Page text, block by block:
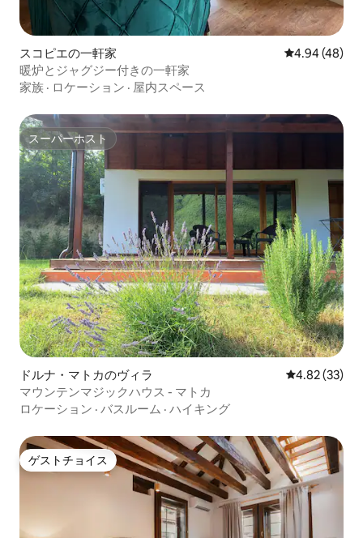
スコピエの一軒家 レビュー48
4.94 (48)
暖炉とジャグジー付きの一軒家
家族 · ロケーション · 屋内スペース
スーパーホスト
スーパーホスト
ドルナ・マトカのヴィラ レビュー33
4.82 (33)
マウンテンマジックハウス - マトカ
ロケーション · バスルーム · ハイキング
ゲストチョイス
ゲストチョイス